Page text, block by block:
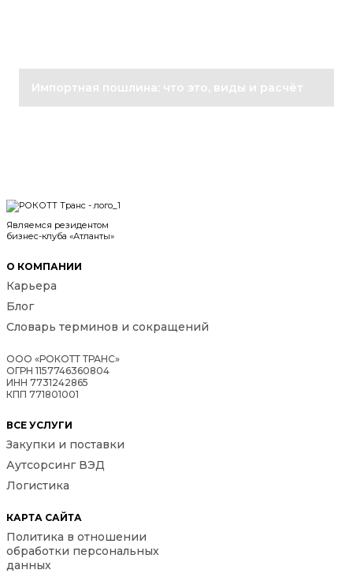
Импортная пошлина: что это, виды и расчёт
Являемся резидентом
бизнес-клуба «Атланты»
О КОМПАНИИ
Карьера
Блог
Словарь терминов и сокращений
ООО «РОКОТТ ТРАНС»
ОГРН 1157746360804
ИНН 7731242865
КПП 771801001
ВСЕ УСЛУГИ
Закупки и поставки
Аутсорсинг ВЭД
Логистика
КАРТА САЙТА
Политика в отношении
обработки персональных
данных